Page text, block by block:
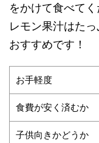
をかけて食べてく
レモン果汁はた
おすすめです！
お手軽度
食費が安く済むか
子供向きかどうか